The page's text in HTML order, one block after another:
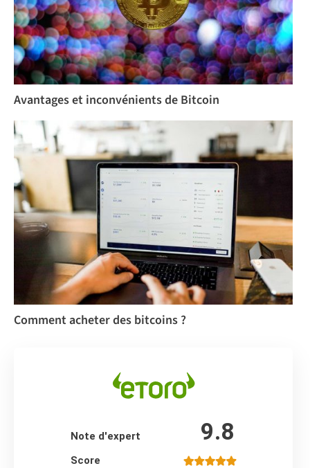
Avantages et inconvénients de Bitcoin
Comment acheter des bitcoins ?
Note d'expert 9.8
Score